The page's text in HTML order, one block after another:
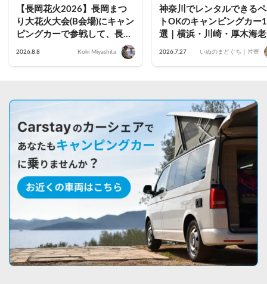
【長岡花火2026】長岡まつ
り大花火大会(B会場)にキャン
ピングカーで参戦して、長岡
2026.8.8 Koki Miyashita
神奈川でレンタルできる
トOKのキャンピングカー
選｜横浜・川崎・厚木海老
名・藤沢茅ヶ崎・小田原
2026.7.27 いぬのまどぐち｜片寄